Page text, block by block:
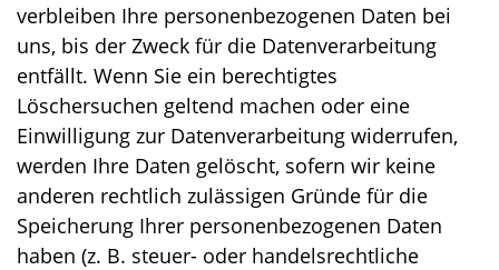
verbleiben Ihre personenbezogenen Daten bei
uns, bis der Zweck für die Datenverarbeitung
entfällt. Wenn Sie ein berechtigtes
Löschersuchen geltend machen oder eine
Einwilligung zur Datenverarbeitung widerrufen,
werden Ihre Daten gelöscht, sofern wir keine
anderen rechtlich zulässigen Gründe für die
Speicherung Ihrer personenbezogenen Daten
haben (z. B. steuer- oder handelsrechtliche